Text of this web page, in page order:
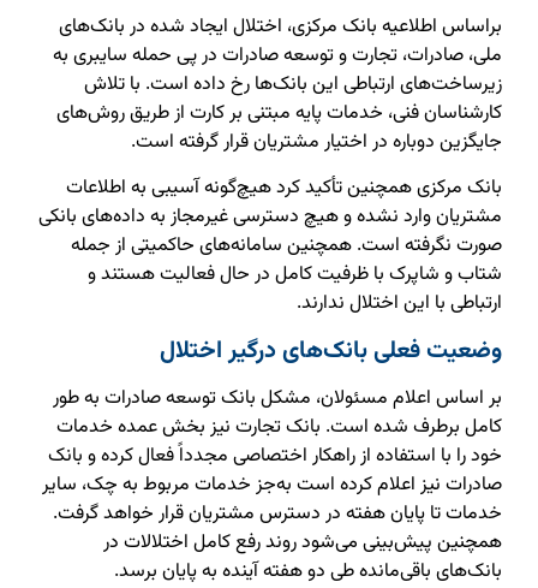
براساس اطلاعیه بانک مرکزی، اختلال ایجاد شده در بانک‌های
ملی، صادرات، تجارت و توسعه صادرات در پی حمله سایبری به
زیرساخت‌های ارتباطی این بانک‌ها رخ داده است. با تلاش
کارشناسان فنی، خدمات پایه مبتنی بر کارت از طریق روش‌های
جایگزین دوباره در اختیار مشتریان قرار گرفته است.
بانک مرکزی همچنین تأکید کرد هیچ‌گونه آسیبی به اطلاعات
مشتریان وارد نشده و هیچ دسترسی غیرمجاز به داده‌های بانکی
صورت نگرفته است. همچنین سامانه‌های حاکمیتی از جمله
شتاب و شاپرک با ظرفیت کامل در حال فعالیت هستند و
ارتباطی با این اختلال ندارند.
وضعیت فعلی بانک‌های درگیر اختلال
بر اساس اعلام مسئولان، مشکل بانک توسعه صادرات به طور
کامل برطرف شده است. بانک تجارت نیز بخش عمده خدمات
خود را با استفاده از راهکار اختصاصی مجدداً فعال کرده و بانک
صادرات نیز اعلام کرده است به‌جز خدمات مربوط به چک، سایر
خدمات تا پایان هفته در دسترس مشتریان قرار خواهد گرفت.
همچنین پیش‌بینی می‌شود روند رفع کامل اختلالات در
بانک‌های باقی‌مانده طی دو هفته آینده به پایان برسد.